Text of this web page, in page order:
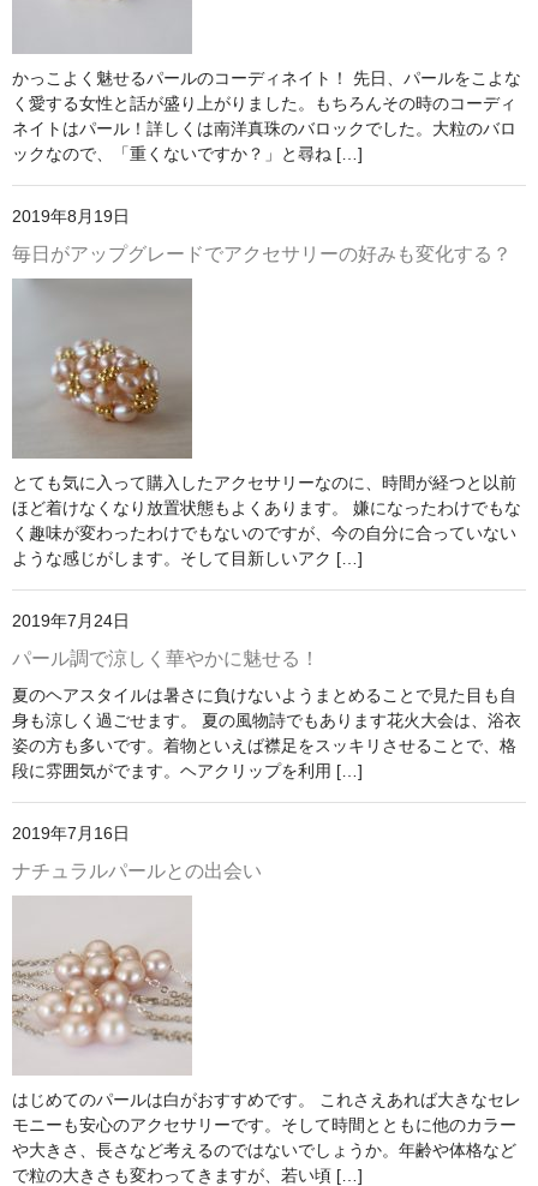
かっこよく魅せるパールのコーディネイト！ 先日、パールをこよな
く愛する女性と話が盛り上がりました。もちろんその時のコーディ
ネイトはパール！詳しくは南洋真珠のバロックでした。大粒のバロ
ックなので、「重くないですか？」と尋ね […]
2019年8月19日
毎日がアップグレードでアクセサリーの好みも変化する？
とても気に入って購入したアクセサリーなのに、時間が経つと以前
ほど着けなくなり放置状態もよくあります。 嫌になったわけでもな
く趣味が変わったわけでもないのですが、今の自分に合っていない
ような感じがします。そして目新しいアク […]
2019年7月24日
パール調で涼しく華やかに魅せる！
夏のヘアスタイルは暑さに負けないようまとめることで見た目も自
身も涼しく過ごせます。 夏の風物詩でもあります花火大会は、浴衣
姿の方も多いです。着物といえば襟足をスッキリさせることで、格
段に雰囲気がでます。ヘアクリップを利用 […]
2019年7月16日
ナチュラルパールとの出会い
はじめてのパールは白がおすすめです。 これさえあれば大きなセレ
モニーも安心のアクセサリーです。そして時間とともに他のカラー
や大きさ、長さなど考えるのではないでしょうか。年齢や体格など
で粒の大きさも変わってきますが、若い頃 […]